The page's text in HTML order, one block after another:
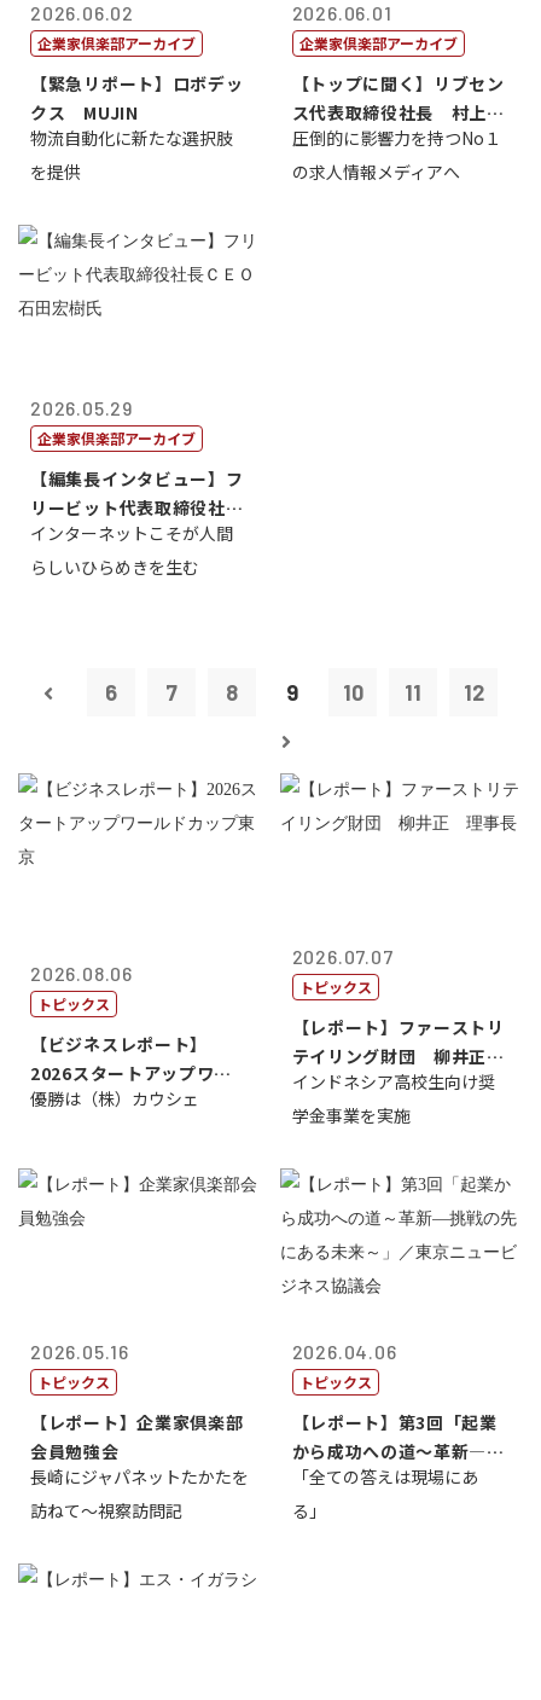
2026.06.02
企業家倶楽部アーカイブ
【緊急リポート】ロボデッ
クス MUJIN
物流自動化に新たな選択肢
を提供
2026.06.01
企業家倶楽部アーカイブ
【トップに聞く】リブセン
ス代表取締役社長 村上太
一 氏
圧倒的に影響力を持つNo１
の求人情報メディアへ
2026.05.29
企業家倶楽部アーカイブ
【編集長インタビュー】フ
リービット代表取締役社長
ＣＥＯ 石田...
インターネットこそが人間
らしいひらめきを生む
6 7 8 9 10 11 12
2026.08.06
トピックス
【ビジネスレポート】
2026スタートアップワー
ルドカップ東京
優勝は（株）カウシェ
2026.07.07
トピックス
【レポート】ファーストリ
テイリング財団 柳井正
理事長
インドネシア高校生向け奨
学金事業を実施
2026.05.16
トピックス
【レポート】企業家倶楽部
会員勉強会
長崎にジャパネットたかたを
訪ねて～視察訪問記
2026.04.06
トピックス
【レポート】第3回「起業
から成功への道～革新―挑
戦の先にある...
「全ての答えは現場にあ
る」